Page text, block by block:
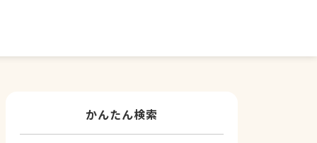
かんたん検索